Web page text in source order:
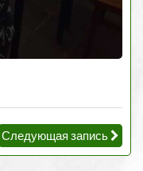
Следующая запись